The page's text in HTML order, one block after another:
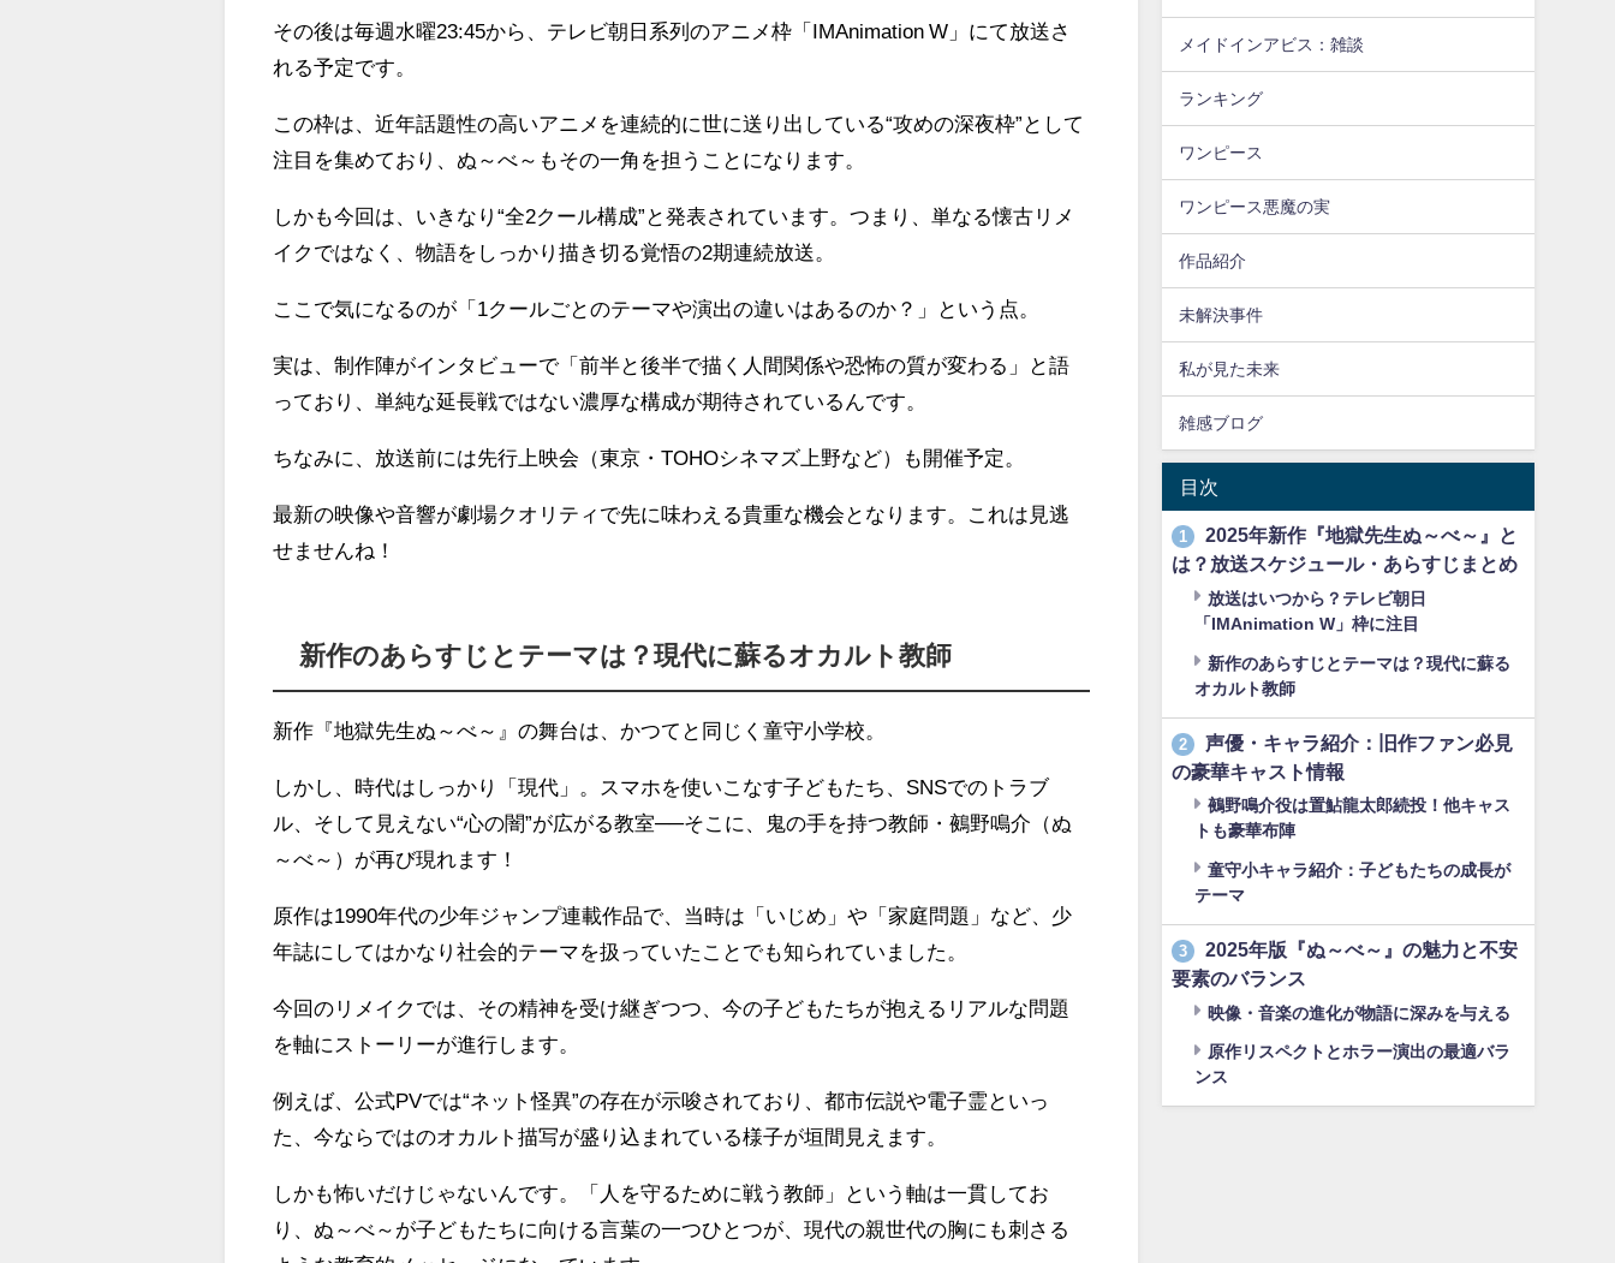
その後は毎週水曜23:45から、テレビ朝日系列のアニメ枠「IMAnimation W」にて放送さ
れる予定です。
この枠は、近年話題性の高いアニメを連続的に世に送り出している“攻めの深夜枠”として
注目を集めており、ぬ～べ～もその一角を担うことになります。
しかも今回は、いきなり“全2クール構成”と発表されています。つまり、単なる懐古リメ
イクではなく、物語をしっかり描き切る覚悟の2期連続放送。
ここで気になるのが「1クールごとのテーマや演出の違いはあるのか？」という点。
実は、制作陣がインタビューで「前半と後半で描く人間関係や恐怖の質が変わる」と語
っており、単純な延長戦ではない濃厚な構成が期待されているんです。
ちなみに、放送前には先行上映会（東京・TOHOシネマズ上野など）も開催予定。
最新の映像や音響が劇場クオリティで先に味わえる貴重な機会となります。これは見逃
せませんね！
新作のあらすじとテーマは？現代に蘇るオカルト教師
新作『地獄先生ぬ～べ～』の舞台は、かつてと同じく童守小学校。
しかし、時代はしっかり「現代」。スマホを使いこなす子どもたち、SNSでのトラブ
ル、そして見えない“心の闇”が広がる教室──そこに、鬼の手を持つ教師・鵺野鳴介（ぬ
～べ～）が再び現れます！
原作は1990年代の少年ジャンプ連載作品で、当時は「いじめ」や「家庭問題」など、少
年誌にしてはかなり社会的テーマを扱っていたことでも知られていました。
今回のリメイクでは、その精神を受け継ぎつつ、今の子どもたちが抱えるリアルな問題
を軸にストーリーが進行します。
例えば、公式PVでは“ネット怪異”の存在が示唆されており、都市伝説や電子霊といっ
た、今ならではのオカルト描写が盛り込まれている様子が垣間見えます。
しかも怖いだけじゃないんです。「人を守るために戦う教師」という軸は一貫してお
り、ぬ～べ～が子どもたちに向ける言葉の一つひとつが、現代の親世代の胸にも刺さる
メイドインアビス：雑談
ランキング
ワンピース
ワンピース悪魔の実
作品紹介
未解決事件
私が見た未来
雑感ブログ
目次
1
2025年新作『地獄先生ぬ～べ～』と
は？放送スケジュール・あらすじまとめ
放送はいつから？テレビ朝日
「IMAnimation W」枠に注目
新作のあらすじとテーマは？現代に蘇る
オカルト教師
2
声優・キャラ紹介：旧作ファン必見
の豪華キャスト情報
鵺野鳴介役は置鮎龍太郎続投！他キャス
トも豪華布陣
童守小キャラ紹介：子どもたちの成長が
テーマ
3
2025年版『ぬ～べ～』の魅力と不安
要素のバランス
映像・音楽の進化が物語に深みを与える
原作リスペクトとホラー演出の最適バラ
ンス